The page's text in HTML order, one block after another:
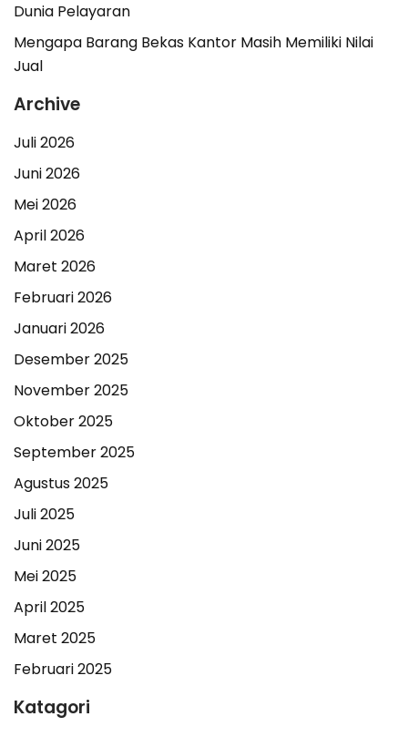
Dunia Pelayaran
Mengapa Barang Bekas Kantor Masih Memiliki Nilai
Jual
Archive
Juli 2026
Juni 2026
Mei 2026
April 2026
Maret 2026
Februari 2026
Januari 2026
Desember 2025
November 2025
Oktober 2025
September 2025
Agustus 2025
Juli 2025
Juni 2025
Mei 2025
April 2025
Maret 2025
Februari 2025
Katagori